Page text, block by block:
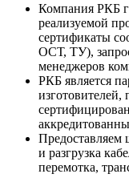
Компания РКБ
реализуемой
сертификаты
ОСТ, ТУ),
менеджеров
РКБ является
изготовителей,
Предоставляем
и разгрузка
перемотка,